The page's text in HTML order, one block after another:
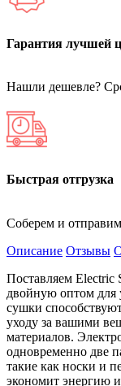
Гарантия лучшей
Нашли дешевле?
Быстрая отгрузка
Соберем и
Описание Отзывы
Поставляем Electric
двойную оптом для
сушки
уходу за вашими
материалов.
одновременно две
такие как носки и
экономит энергию